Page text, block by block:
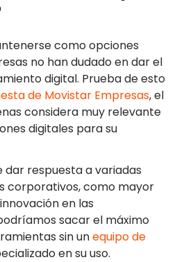
como opciones
no han dudado en dar el
digital. Prueba de esto
de Movistar Empresas, el
considera muy relevante
digitales para su
dar respuesta a variadas
corporativos, como mayor
en las
sacar el máximo
sin unequipo de
en su uso.